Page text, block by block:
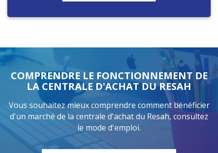
COMPRENDRE LE FONCTIONNEMENT DE
LA CENTRALE D'ACHAT DU RESAH
Vous souhaitez mieux comprendre comment bénéficier
d'un marché de la centrale d'achat du Resah, consultez
le mode d'emploi.